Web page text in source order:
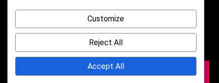
2026 © Darkmusic Blog Free Theme. Powered by
Customize
Reject All
Accept All